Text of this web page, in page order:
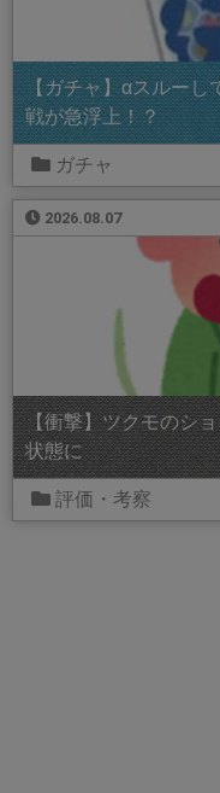
【ガチャ】αスルーし
戦が急浮上！？
ガチャ
2026.08.07
【衝撃】ツクモのシ
状態に
評価・考察